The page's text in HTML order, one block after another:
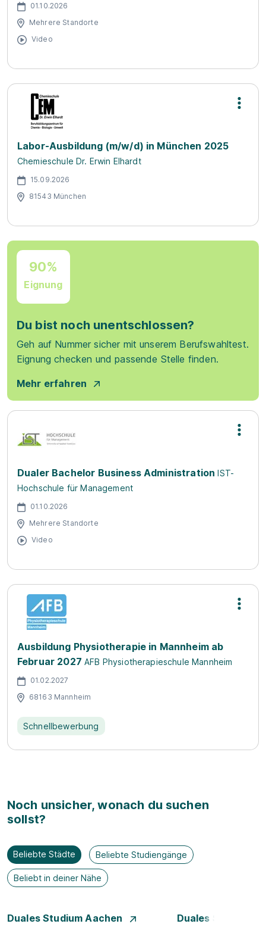
01.10.2026
Mehrere Standorte
Video
Labor-Ausbildung (m/w/d) in München 2025
Chemieschule Dr. Erwin Elhardt
15.09.2026
81543 München
90%
Eignung
Du bist noch unentschlossen?
Geh auf Nummer sicher mit unserem Berufswahltest.
Eignung checken und passende Stelle finden.
Mehr erfahren
Dualer Bachelor Business Administration IST-
Hochschule für Management
01.10.2026
Mehrere Standorte
Video
Ausbildung Physiotherapie in Mannheim ab
Februar 2027 AFB Physiotherapieschule Mannheim
01.02.2027
68163 Mannheim
Schnellbewerbung
Noch unsicher, wonach du suchen
sollst?
Beliebte Städte Beliebte Studiengänge
Beliebt in deiner Nähe
Duales Studium Aachen
Duales Studium